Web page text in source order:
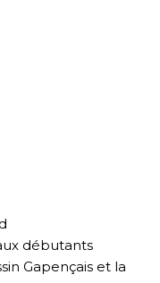
débutants
Gapençais et la